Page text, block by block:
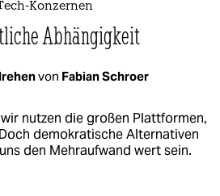
Konzernen
Abhängigkeit
von Fabian Schroer
nutzen die großen Plattformen,
demokratische Alternativen
den Mehraufwand wert sein.